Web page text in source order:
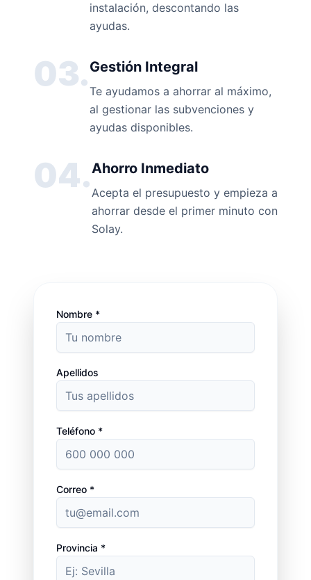
instalación, descontando las
ayudas.
03.Gestión Integral
Te ayudamos a ahorrar al máximo,
al gestionar las subvenciones y
ayudas disponibles.
04.Ahorro Inmediato
Acepta el presupuesto y empieza a
ahorrar desde el primer minuto con
Solay.
Nombre *
Apellidos
Teléfono *
Correo *
Provincia *